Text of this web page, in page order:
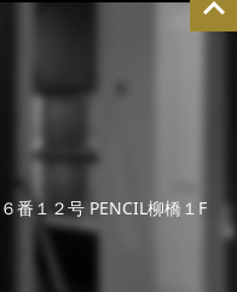
番１２号 PENCIL柳橋１F